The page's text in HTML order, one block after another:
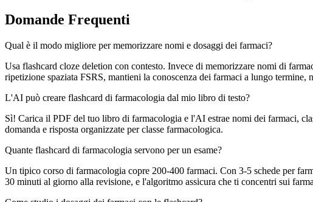
Domande Frequenti
Qual è il modo migliore per memorizzare nomi e dosaggi dei farmaci?
Usa flashcard cloze deletion con contesto. Invece di memorizzare nomi di
ripetizione spaziata FSRS, mantieni la conoscenza dei farmaci a lungo termine,
L'AI può creare flashcard di farmacologia dal mio libro di testo?
Sì! Carica il PDF del tuo libro di farmacologia e l'AI estrae nomi dei farmaci,
domanda e risposta organizzate per classe farmacologica.
Quante flashcard di farmacologia servono per un esame?
Un tipico corso di farmacologia copre 200-400 farmaci. Con 3-5 schede per
30 minuti al giorno alla revisione, e l'algoritmo assicura che ti concentri sui